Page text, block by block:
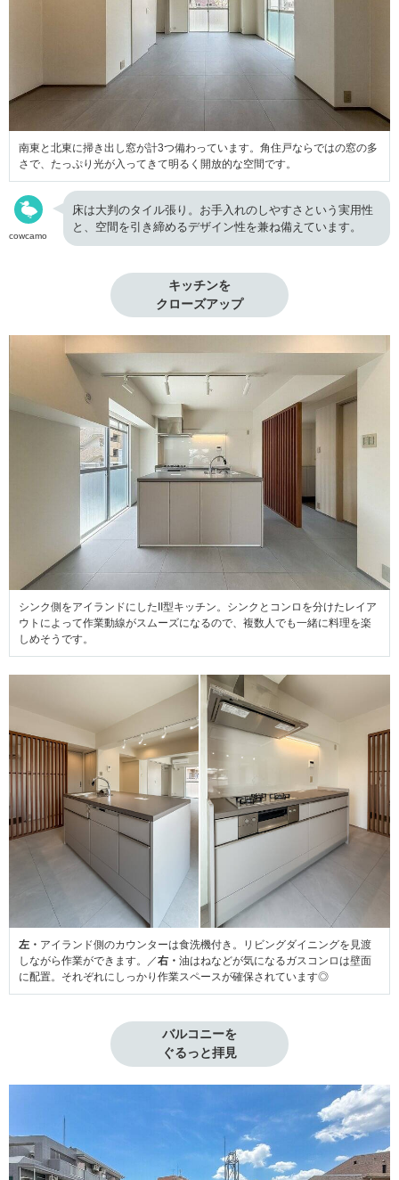
南東と北東に掃き出し窓が計3つ備わっています。角住戸ならではの窓の多
さで、たっぷり光が入ってきて明るく開放的な空間です。
cowcamo
床は大判のタイル張り。お手入れのしやすさという実用性
と、空間を引き締めるデザイン性を兼ね備えています。
キッチンを
クローズアップ
シンク側をアイランドにしたII型キッチン。シンクとコンロを分けたレイア
ウトによって作業動線がスムーズになるので、複数人でも一緒に料理を楽
しめそうです。
左・ アイランド側のカウンターは食洗機付き。リビングダイニングを見渡
しながら作業ができます。／右・ 油はねなどが気になるガスコンロは壁面
に配置。それぞれにしっかり作業スペースが確保されています◎
バルコニーを
ぐるっと拝見